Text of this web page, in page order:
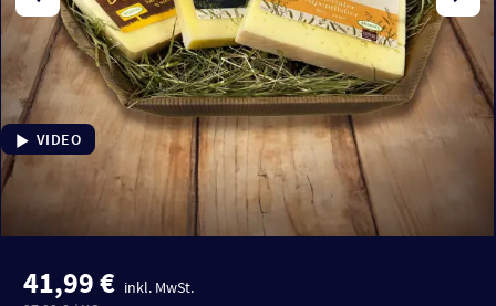
VIDEO
41,99 € inkl. MwSt.